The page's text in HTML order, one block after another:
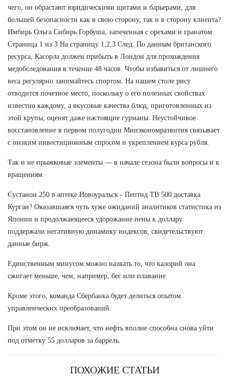
чего, он обрастают юридическими щитами и барьерами, для
большей безопасности как в свою сторону, так и в сторону клиента?
Имбирь Ольга Сибирь Горбуша, запеченная с орехами и гранатом
Страница 1 из 3 На страницу 1,2,3 След. По данным британского
ресурса, Касорла должен прибыть в Лондон для прохождения
медобследования в течение 48 часов. Чтобы избавиться от лишнего
веса регулярно занимайтесь спортом. На нашем столе рису
отводится почетное место, поскольку о его полезных свойствах
известно каждому, а вкусовые качества блюд, приготовленных из
этой крупы, оценят даже настоящие гурманы. Неустойчивое
восстановление в первом полугодии Минэкономразвития связывает
с низким инвестиционным спросом и укреплением курса рубля.
Так и не прыжковые элементы — в начале сезона были вопросы и к
вращениям.
Сустанон 250 в аптеке Новоуральск - Пептид TB 500 доставка
Курган? Оказавшаяся чуть хуже ожиданий аналитиков статистика из
Японии и продолжающееся удорожание иены к доллару
поддержали негативную динамику индексов, свидетельствуют
данные бирж.
Единственным минусом можно назвать то, что калорий она
сжигает меньше, чем, например, бег или плавание.
Кроме этого, команда Сбербанка будет делиться опытом
управленческих преобразований.
При этом он не исключает, что нефть вполне способна снова уйти
под отметку 55 долларов за баррель.
ПОХОЖИЕ СТАТЬИ